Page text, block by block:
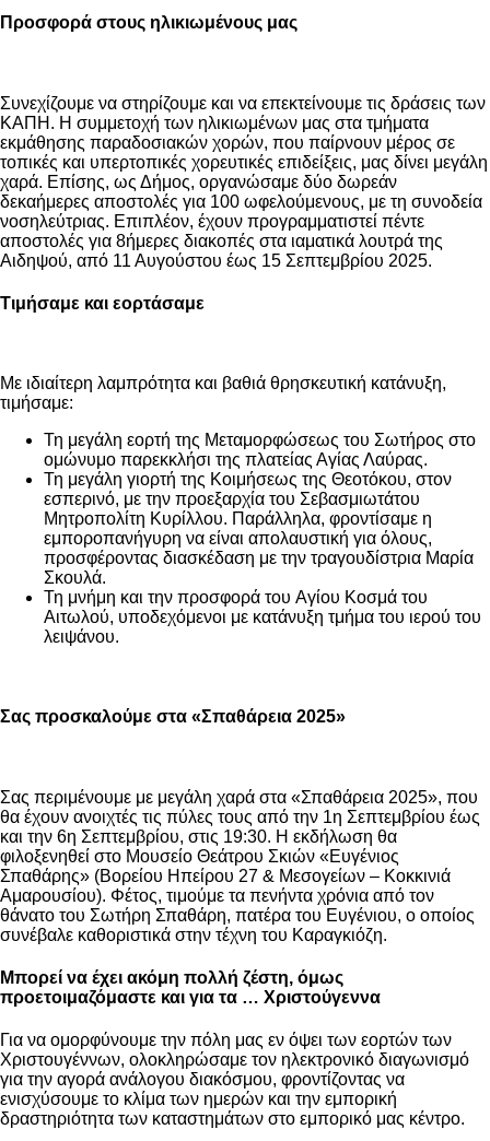
Προσφορά στους ηλικιωμένους μας
Συνεχίζουμε να στηρίζουμε και να επεκτείνουμε τις δράσεις των
ΚΑΠΗ. Η συμμετοχή των ηλικιωμένων μας στα τμήματα
εκμάθησης παραδοσιακών χορών, που παίρνουν μέρος σε
τοπικές και υπερτοπικές χορευτικές επιδείξεις, μας δίνει μεγάλη
χαρά. Επίσης, ως Δήμος, οργανώσαμε δύο δωρεάν
δεκαήμερες αποστολές για 100 ωφελούμενους, με τη συνοδεία
νοσηλεύτριας. Επιπλέον, έχουν προγραμματιστεί πέντε
αποστολές για 8ήμερες διακοπές στα ιαματικά λουτρά της
Αιδηψού, από 11 Αυγούστου έως 15 Σεπτεμβρίου 2025.
Τιμήσαμε και εορτάσαμε
Με ιδιαίτερη λαμπρότητα και βαθιά θρησκευτική κατάνυξη,
τιμήσαμε:
Τη μεγάλη εορτή της Μεταμορφώσεως του Σωτήρος στο
ομώνυμο παρεκκλήσι της πλατείας Αγίας Λαύρας.
Τη μεγάλη γιορτή της Κοιμήσεως της Θεοτόκου, στον
εσπερινό, με την προεξαρχία του Σεβασμιωτάτου
Μητροπολίτη Κυρίλλου. Παράλληλα, φροντίσαμε η
εμποροπανήγυρη να είναι απολαυστική για όλους,
προσφέροντας διασκέδαση με την τραγουδίστρια Μαρία
Σκουλά.
Τη μνήμη και την προσφορά του Αγίου Κοσμά του
Αιτωλού, υποδεχόμενοι με κατάνυξη τμήμα του ιερού του
λειψάνου.
Σας προσκαλούμε στα «Σπαθάρεια 2025»
Σας περιμένουμε με μεγάλη χαρά στα «Σπαθάρεια 2025», που
θα έχουν ανοιχτές τις πύλες τους από την 1η Σεπτεμβρίου έως
και την 6η Σεπτεμβρίου, στις 19:30. Η εκδήλωση θα
φιλοξενηθεί στο Μουσείο Θεάτρου Σκιών «Ευγένιος
Σπαθάρης» (Βορείου Ηπείρου 27 & Μεσογείων – Κοκκινιά
Αμαρουσίου). Φέτος, τιμούμε τα πενήντα χρόνια από τον
θάνατο του Σωτήρη Σπαθάρη, πατέρα του Ευγένιου, ο οποίος
συνέβαλε καθοριστικά στην τέχνη του Καραγκιόζη.
Μπορεί να έχει ακόμη πολλή ζέστη, όμως
προετοιμαζόμαστε και για τα … Χριστούγεννα
Για να ομορφύνουμε την πόλη μας εν όψει των εορτών των
Χριστουγέννων, ολοκληρώσαμε τον ηλεκτρονικό διαγωνισμό
για την αγορά ανάλογου διακόσμου, φροντίζοντας να
ενισχύσουμε το κλίμα των ημερών και την εμπορική
δραστηριότητα των καταστημάτων στο εμπορικό μας κέντρο.